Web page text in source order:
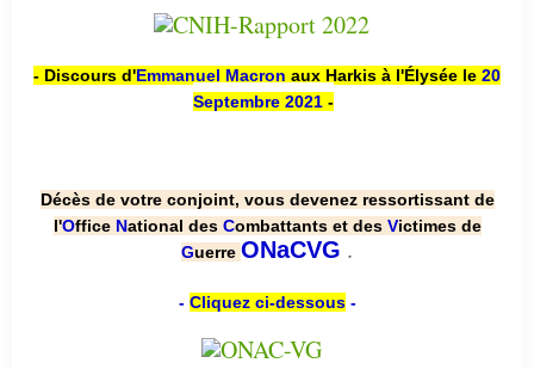
- Discours d'Emmanuel Macron aux Harkis à l'Élysée le 20
Septembre 2021 -
Décès de votre conjoint, vous devenez ressortissant de
l'Office National des Combattants et des Victimes de
Guerre ONaCVG .
- Cliquez ci-dessous-